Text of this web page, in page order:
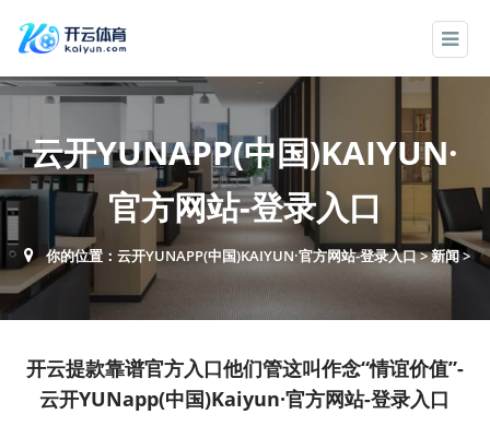
云开YUNAPP(中国)KAIYUN·
官方网站-登录入口
你的位置：云开YUNAPP(中国)KAIYUN·官方网站-登录入口>新闻>
开云提款靠谱官方入口他们管这叫作念“情谊价值”-
云开YUNapp(中国)Kaiyun·官方网站-登录入口